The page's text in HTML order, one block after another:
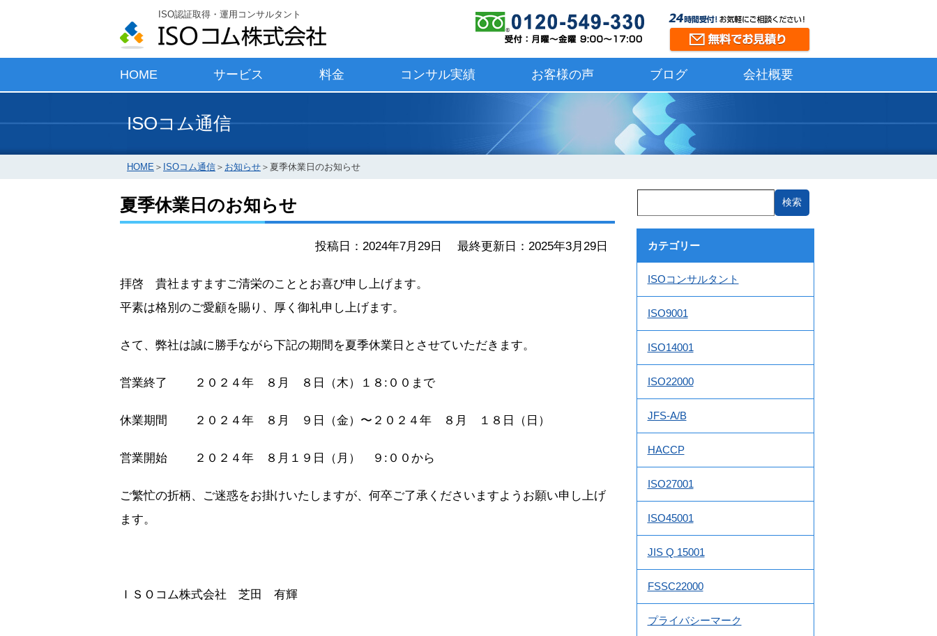
ISO認証取得・運用コンサルタント
HOME サービス 料金 コンサル実績 お客様の声 ブログ 会社概要
ISOコム通信
HOME ＞ ISOコム通信 ＞ お知らせ ＞ 夏季休業日のお知らせ
夏季休業日のお知らせ
投稿日：2024年7月29日 最終更新日：2025年3月29日
拝啓 貴社ますますご清栄のこととお喜び申し上げます。
平素は格別のご愛顧を賜り、厚く御礼申し上げます。
さて、弊社は誠に勝手ながら下記の期間を夏季休業日とさせていただきます。
営業終了 ２０２４年 ８月 ８日（木）１８:００まで
休業期間 ２０２４年 ８月 ９日（金）〜２０２４年 ８月 １８日（日）
営業開始 ２０２４年 ８月１９日（月） ９:００から
ご繁忙の折柄、ご迷惑をお掛けいたしますが、何卒ご了承くださいますようお願い申し上げ
ます。
ＩＳＯコム株式会社 芝田 有輝
カテゴリー
ISOコンサルタント
ISO9001
ISO14001
ISO22000
JFS-A/B
HACCP
ISO27001
ISO45001
JIS Q 15001
FSSC22000
プライバシーマーク